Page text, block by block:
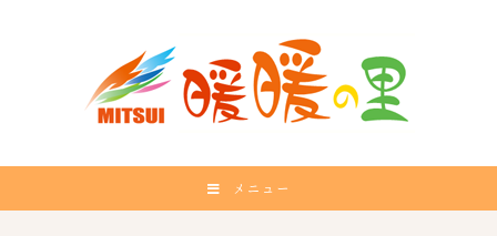
メニュー